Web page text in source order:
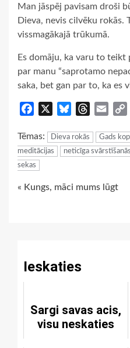
Man jāspēj pavisam droši
Dieva, nevis cilvēku rokās.
vissmagākajā trūkumā.
Es domāju, ka varu to
par manu “saprotamo
saka, bet gan par to, ka es
Facebook BlueskyThreads
Email
Tēmas: Dieva rokās Gads
meditācijas
neticīga svārstīšanās
sekas
Continue
« Kungs, māci mums lūgt
Ieskaties
Sargi savas acis,
visu neskaties